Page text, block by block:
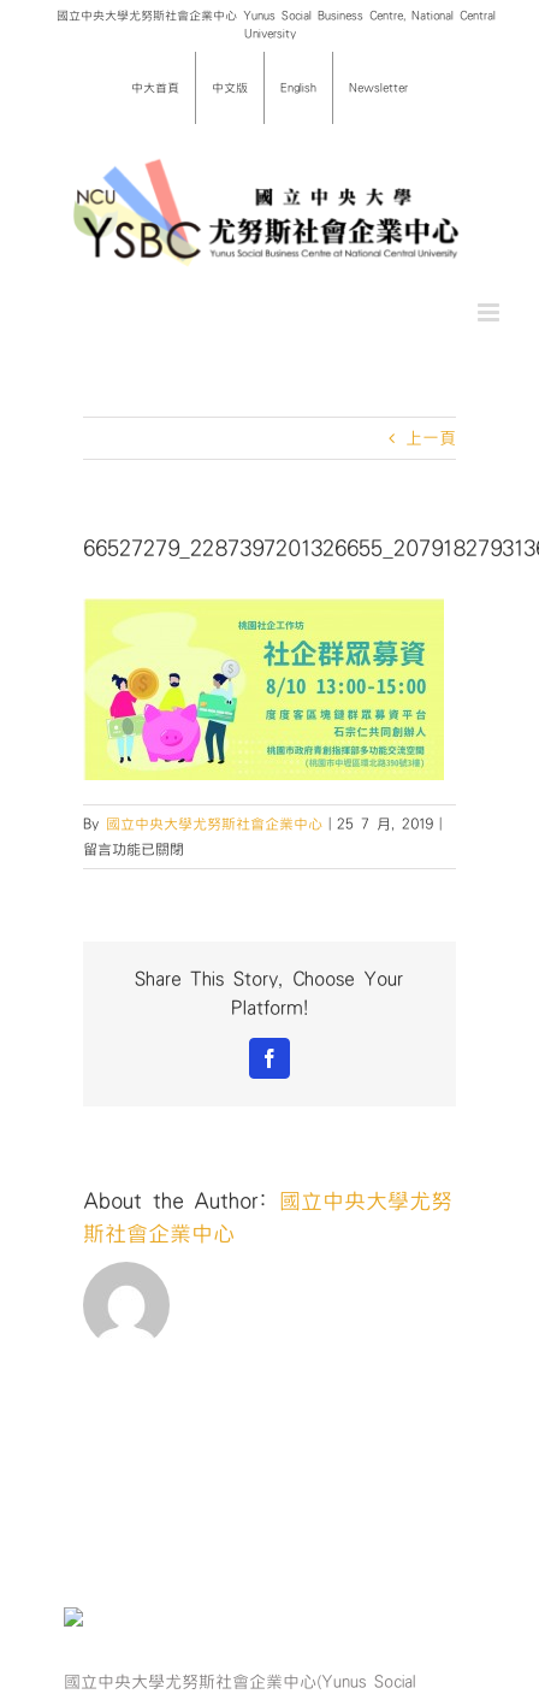
國立中央大學尤努斯社會企業中心 Yunus Social Business Centre, National Central
University
中大首頁 中文版 English Newsletter
上一頁
By 國立中央大學尤努斯社會企業中心 25 7 月, 2019
中
留言功能已關閉
Share This Story, Choose Your
Platform!
Facebook
About the Author:
國立中央大學尤努
斯社會企業中心
國立中央大學尤努斯社會企業中心(Yunus Social